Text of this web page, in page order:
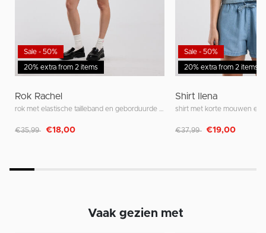
20% extra from 2 items
Sale - 50%
Rok Rachel
Afgeprijsd van
€35,99 naar
€18,00
20% extra from 2 items
Sale - 50%
Shirt Ilena
Afgeprijsd van
€37,99 naar
€19,00
Vaak gezien met